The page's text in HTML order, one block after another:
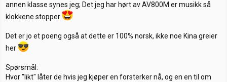
annen klasse synes jeg; Det jeg har hørt av AV800M er musikk så
klokkene stopper
Det er jo et poeng også at dette er 100% norsk, ikke noe Kina greier
her
Spørsmål:
Hvor "likt" låter de hvis jeg kjøper en forsterker nå, og en en til om